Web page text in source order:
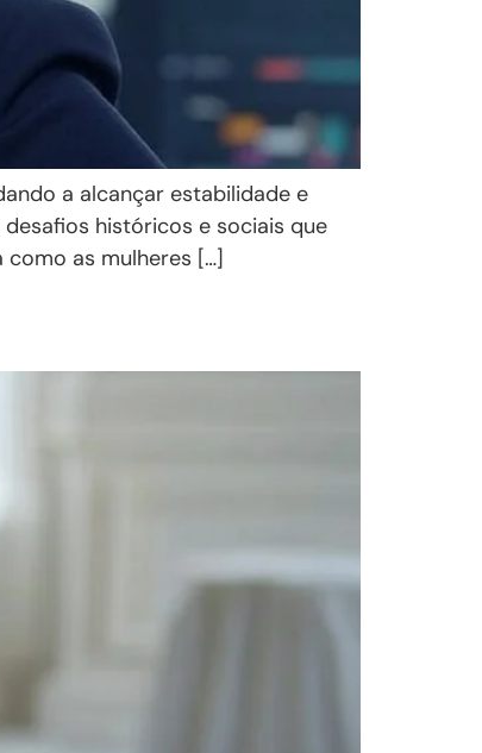
a alcançar estabilidade e
históricos e sociais que
as mulheres […]